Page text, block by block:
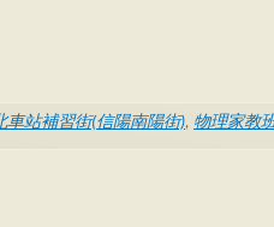
車站補習街(信陽南陽街), 物理家教